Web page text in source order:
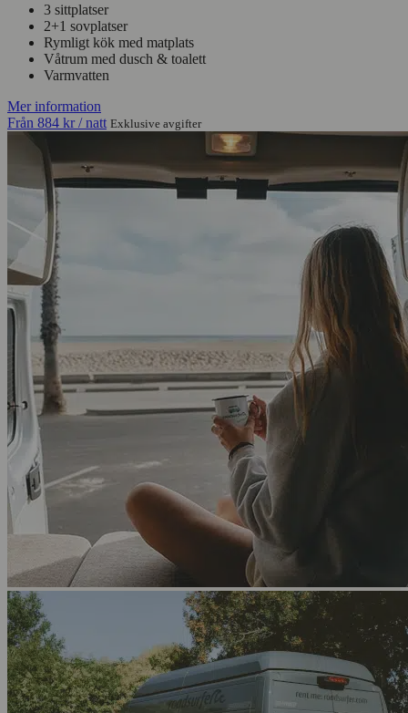
3 sittplatser
2+1 sovplatser
Rymligt kök med matplats
Våtrum med dusch & toalett
Varmvatten
Mer information
Från 884 kr / natt Exklusive avgifter